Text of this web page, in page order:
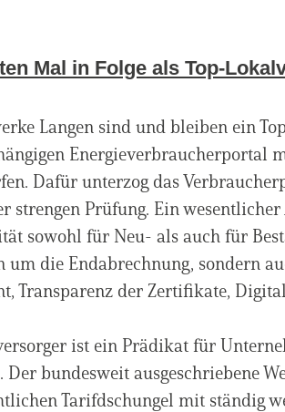
Mal in Folge als Top-
Langen sind und bleiben ein
Energieverbraucherportal
Dafür unterzog das
strengen Prüfung. Ein
sowohl für Neu- als auch für
die Endabrechnung, sondern
Transparenz der Zertifikate,
ist ein Prädikat für
Der bundesweit ausgeschriebene
Tarifdschungel mit ständig